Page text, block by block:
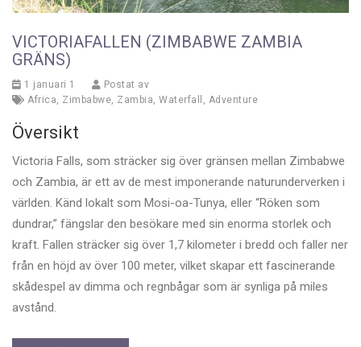
VICTORIAFALLEN (ZIMBABWE ZAMBIA
GRÄNS)
1 januari 1
Postat av
Africa, Zimbabwe, Zambia, Waterfall , Adventure
Översikt
Victoria Falls, som sträcker sig över gränsen mellan Zimbabwe
och Zambia, är ett av de mest imponerande naturunderverken i
världen. Känd lokalt som Mosi-oa-Tunya, eller “Röken som
dundrar,” fängslar den besökare med sin enorma storlek och
kraft. Fallen sträcker sig över 1,7 kilometer i bredd och faller ner
från en höjd av över 100 meter, vilket skapar ett fascinerande
skådespel av dimma och regnbågar som är synliga på miles
avstånd.